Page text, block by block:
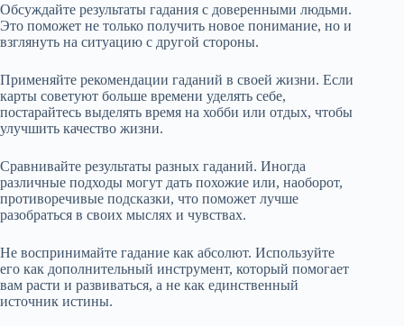
Обсуждайте результаты гадания с доверенными людьми.
Это поможет не только получить новое понимание, но и
взглянуть на ситуацию с другой стороны.
Применяйте рекомендации гаданий в своей жизни. Если
карты советуют больше времени уделять себе,
постарайтесь выделять время на хобби или отдых, чтобы
улучшить качество жизни.
Сравнивайте результаты разных гаданий. Иногда
различные подходы могут дать похожие или, наоборот,
противоречивые подсказки, что поможет лучше
разобраться в своих мыслях и чувствах.
Не воспринимайте гадание как абсолют. Используйте
его как дополнительный инструмент, который помогает
вам расти и развиваться, а не как единственный
источник истины.